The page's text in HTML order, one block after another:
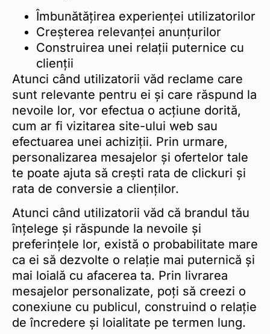
Îmbunătățirea experienței utilizatorilor
Creșterea relevanței anunțurilor
Construirea unei relații puternice cu
clienții
Atunci când utilizatorii văd reclame care
sunt relevante pentru ei și care răspund la
nevoile lor, vor efectua o acțiune dorită,
cum ar fi vizitarea site-ului web sau
efectuarea unei achiziții. Prin urmare,
personalizarea mesajelor și ofertelor tale
te poate ajuta să crești rata de clickuri și
rata de conversie a clienților.
Atunci când utilizatorii văd că brandul tău
înțelege și răspunde la nevoile și
preferințele lor, există o probabilitate mare
ca ei să dezvolte o relație mai puternică și
mai loială cu afacerea ta. Prin livrarea
mesajelor personalizate, poți să creezi o
conexiune cu publicul, construind o relație
de încredere și loialitate pe termen lung.